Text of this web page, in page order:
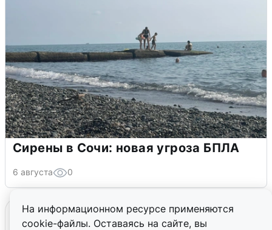
На информационном ресурсе применяются
cookie-файлы. Оставаясь на сайте, вы
Сирены в Сочи: новая угроза БПЛА
6 августа 0